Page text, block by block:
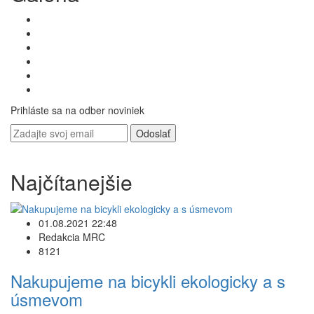
Prihláste sa na odber noviniek
Odoslať
Najčítanejšie
01.08.2021 22:48
Redakcia MRC
8121
Nakupujeme na bicykli ekologicky a s
úsmevom